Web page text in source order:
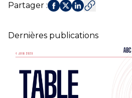
Partager :
Dernières publications